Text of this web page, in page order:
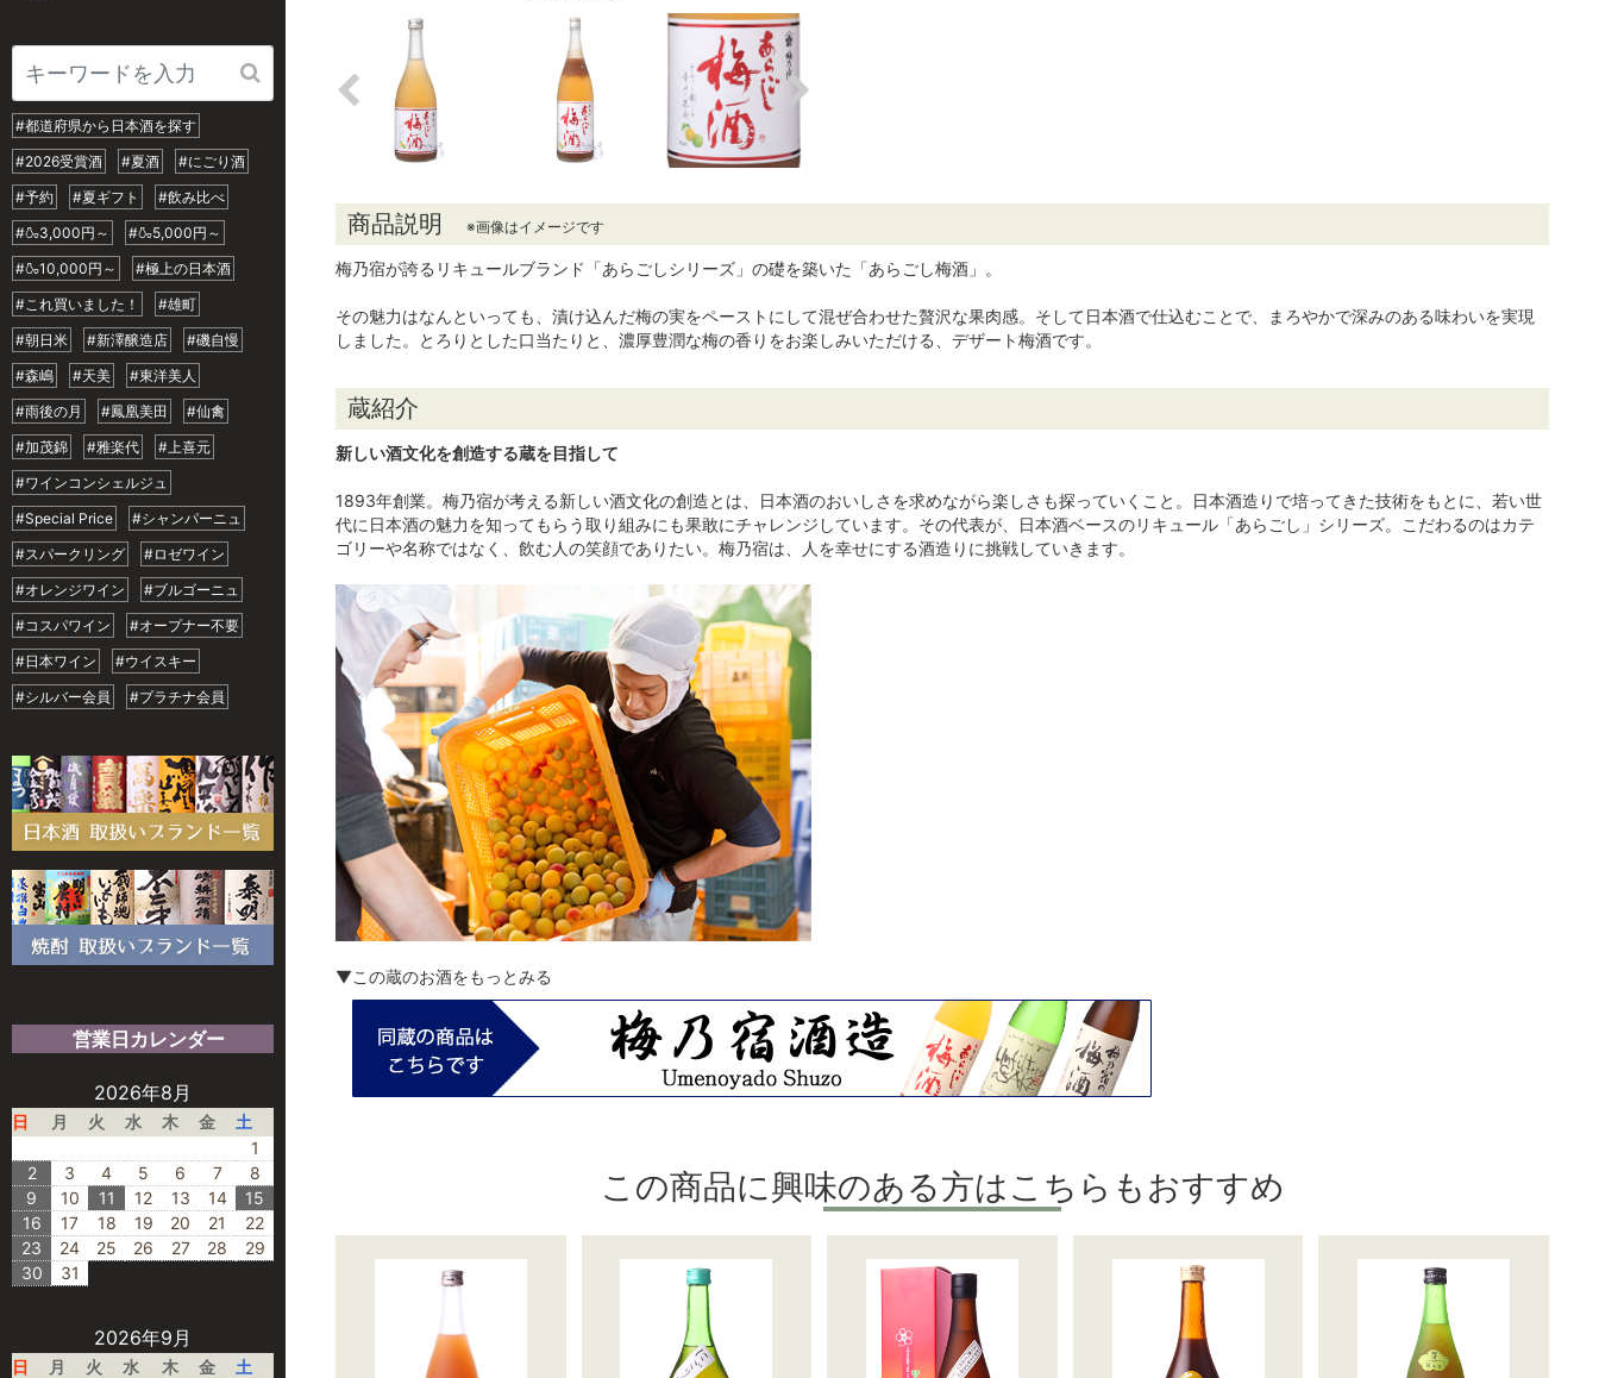
#都道府県から日本酒を探す
#2026受賞酒
#夏酒
#にごり酒
#予約
#夏ギフト
#飲み比べ
#🍶3,000円～
#🍶5,000円～
#🍶10,000円～
#極上の日本酒
#これ買いました！
#雄町
#朝日米
#新澤醸造店
#磯自慢
#森嶋
#天美
#東洋美人
#雨後の月
#鳳凰美田
#仙禽
#加茂錦
#雅楽代
#上喜元
#ワインコンシェルジュ
#Special Price
#シャンパーニュ
#スパークリング
#ロゼワイン
#オレンジワイン
#ブルゴーニュ
#コスパワイン
#オープナー不要
#日本ワイン
#ウイスキー
#シルバー会員
#プラチナ会員
営業日カレンダー
2026年8月
日 月 火 水 木 金
土
1
2
3 4 5 6 7
8
9
10 11 12 13 14
15
16
17 18 19 20 21
22
23
24 25 26 27 28
29
30
31
2026年9月
日 月 火 水 木 金
土
商品説明 ※画像はイメージです
梅乃宿が誇るリキュールブランド「あらごしシリーズ」の礎を築いた「あらごし梅酒」。
その魅力はなんといっても、漬け込んだ梅の実をペーストにして混ぜ合わせた贅沢な果肉感。そして日本酒で仕込むことで、まろやかで深みのある味わいを実現
しました。とろりとした口当たりと、濃厚豊潤な梅の香りをお楽しみいただける、デザート梅酒です。
蔵紹介
新しい酒文化を創造する蔵を目指して
1893年創業。梅乃宿が考える新しい酒文化の創造とは、日本酒のおいしさを求めながら楽しさも探っていくこと。日本酒造りで培ってきた技術をもとに、若い世
代に日本酒の魅力を知ってもらう取り組みにも果敢にチャレンジしています。その代表が、日本酒ベースのリキュール「あらごし」シリーズ。こだわるのはカテ
ゴリーや名称ではなく、飲む人の笑顔でありたい。梅乃宿は、人を幸せにする酒造りに挑戦していきます。
▼この蔵のお酒をもっとみる
この商品に興味のある方はこちらもおすすめ